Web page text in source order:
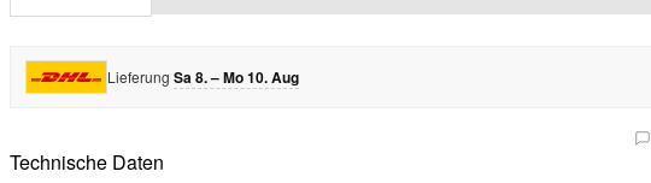
Lieferung Sa 8. – Mo 10. Aug
Technische Daten